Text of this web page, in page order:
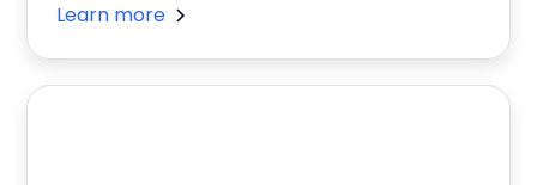
Learn more